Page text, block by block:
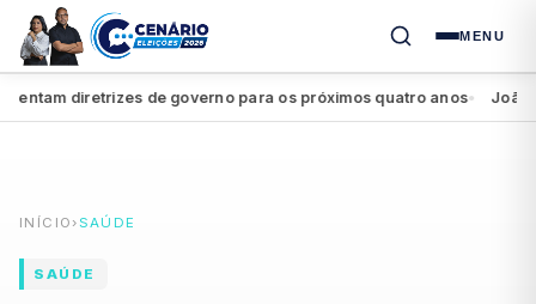
MENU
diretrizes de governo para os próximos quatro anos● João
INÍCIO ›SAÚDE
SAÚDE